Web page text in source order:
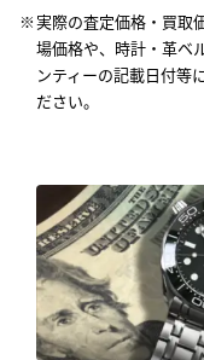
実際の査定価格・買取
場価格や、時計・革ベ
ンティーの記載日付等
ださい。